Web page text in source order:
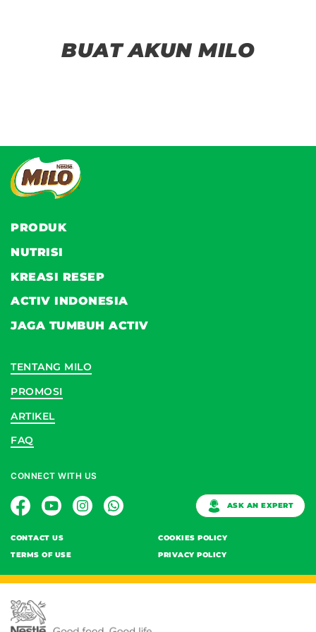
BUAT AKUN MILO
PRODUK
NUTRISI
KREASI RESEP
ACTIV INDONESIA
JAGA TUMBUH ACTIV
TENTANG MILO
PROMOSI
ARTIKEL
FAQ
CONNECT WITH US
ASK AN EXPERT
CONTACT US
COOKIES POLICY
TERMS OF USE
PRIVACY POLICY